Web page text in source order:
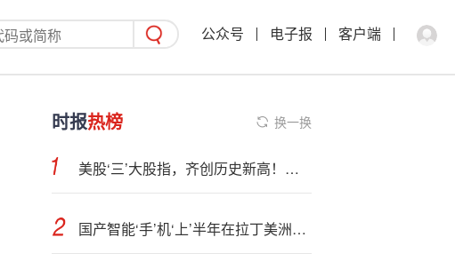
公众号 电子报 客户端
时报热榜 换一换
美股‘三’大股指，齐创历史新高！牵手OpenAI，英伟达大涨近4%
国产智能‘手’机‘上’半年在拉丁美洲出货超过2000万部